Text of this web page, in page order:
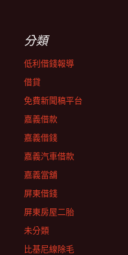
分類
低利借錢報導
借貸
免費新聞稿平台
嘉義借款
嘉義借錢
嘉義汽車借款
嘉義當舖
屏東借錢
屏東房屋二胎
未分類
比基尼線除毛